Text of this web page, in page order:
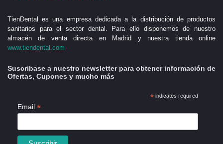
TienDental es una empresa dedicada a la distribución de productos
sanitarios para el sector dental. Para ello disponemos de nuestro
almacén de venta directa en Madrid y nuestra tienda online
www.tiendental.com
Suscribase a nuestro newsletter para obtener información de
Ofertas, Cupones y mucho más
*indicates required
Email *